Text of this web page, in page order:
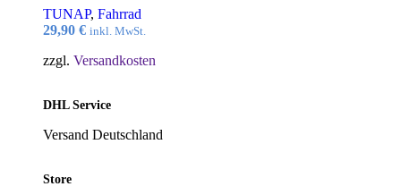
TUNAP, Fahrrad
29,90 € inkl. MwSt.
zzgl. Versandkosten
DHL Service
Versand Deutschland
Store